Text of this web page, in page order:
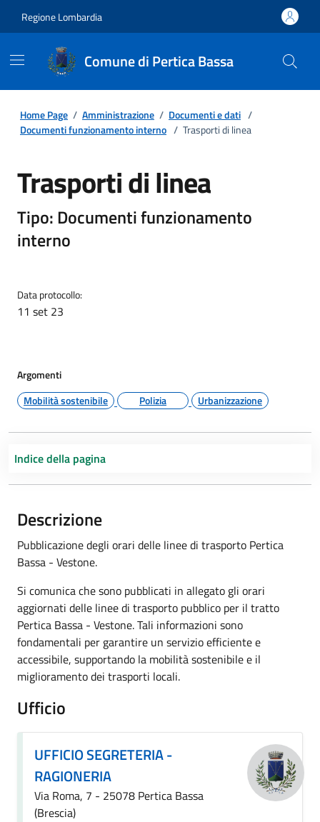
Regione Lombardia
Comune di Pertica Bassa
Home Page / Amministrazione / Documenti e dati /
Documenti funzionamento interno / Trasporti di linea
Trasporti di linea
Tipo: Documenti funzionamento
interno
Data protocollo:
11 set 23
Argomenti
Mobilità sostenibile
Polizia Urbanizzazione
Indice della pagina
Descrizione
Pubblicazione degli orari delle linee di trasporto Pertica
Bassa - Vestone.
Si comunica che sono pubblicati in allegato gli orari
aggiornati delle linee di trasporto pubblico per il tratto
Pertica Bassa - Vestone. Tali informazioni sono
fondamentali per garantire un servizio efficiente e
accessibile, supportando la mobilità sostenibile e il
miglioramento dei trasporti locali.
Ufficio
UFFICIO SEGRETERIA -
RAGIONERIA
Via Roma, 7 - 25078 Pertica Bassa
(Brescia)